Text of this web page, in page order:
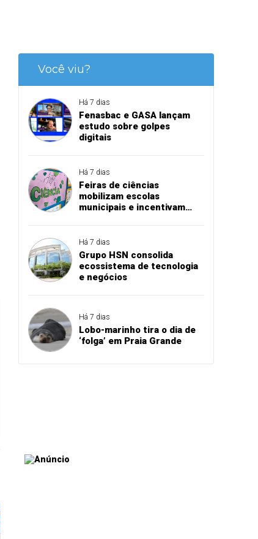
Você viu?
Há 7 dias
Fenasbac e GASA lançam
estudo sobre golpes
digitais
Há 7 dias
Feiras de ciências
mobilizam escolas
municipais e incentivam
Há 7 dias
Grupo HSN consolida
ecossistema de tecnologia
e negócios
Há 7 dias
Lobo-marinho tira o dia de
‘folga’ em Praia Grande